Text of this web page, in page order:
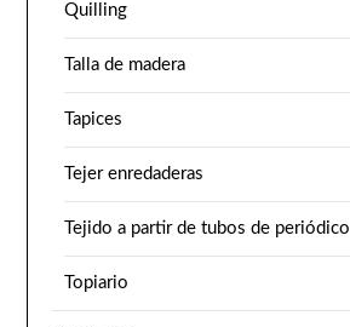
Quilling
Talla de madera
Tapices
Tejer enredaderas
Tejido a partir de tubos de periódico
Topiario